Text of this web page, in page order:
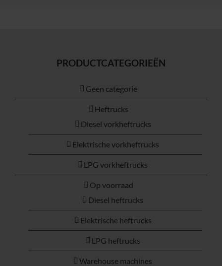
PRODUCTCATEGORIEËN
Geen categorie
Heftrucks
Diesel vorkheftrucks
Elektrische vorkheftrucks
LPG vorkheftrucks
Op voorraad
Diesel heftrucks
Elektrische heftrucks
LPG heftrucks
Warehouse machines